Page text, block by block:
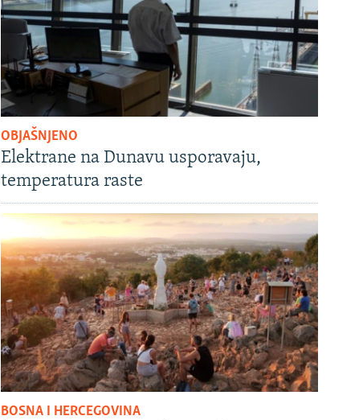
OBJAŠNJENO
Elektrane na Dunavu usporavaju,
temperatura raste
BOSNA I HERCEGOVINA